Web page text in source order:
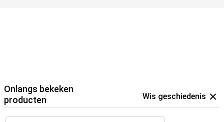
Onlangs bekeken
producten
Wis geschiedenis